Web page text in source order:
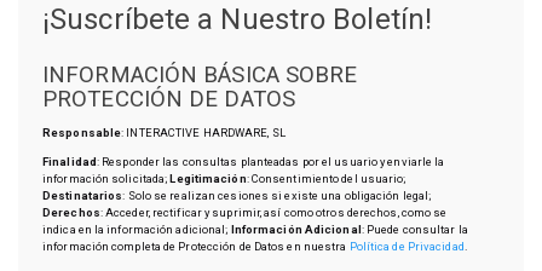
¡Suscríbete a Nuestro Boletín!
INFORMACIÓN BÁSICA SOBRE
PROTECCIÓN DE DATOS
Responsable: INTERACTIVE HARDWARE, SL
Finalidad: Responder las consultas planteadas por el usuario y enviarle la
información solicitada;Legitimación: Consentimiento del usuario;
Destinatarios: Solo se realizan cesiones si existe una obligación legal;
Derechos: Acceder, rectificar y suprimir, así como otros derechos, como se
indica en la información adicional; Información Adicional: Puede consultar la
información completa de Protección de Datos en nuestra Política de Privacidad